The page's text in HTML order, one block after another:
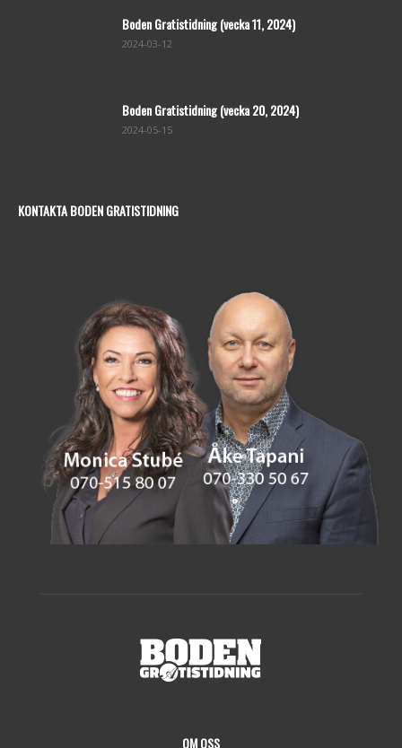
Boden Gratistidning (vecka 11, 2024)
2024-03-12
Boden Gratistidning (vecka 20, 2024)
2024-05-15
KONTAKTA BODEN GRATISTIDNING
OM OSS